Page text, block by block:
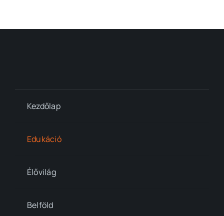
Kezdőlap
Edukáció
Élővilág
Belföld